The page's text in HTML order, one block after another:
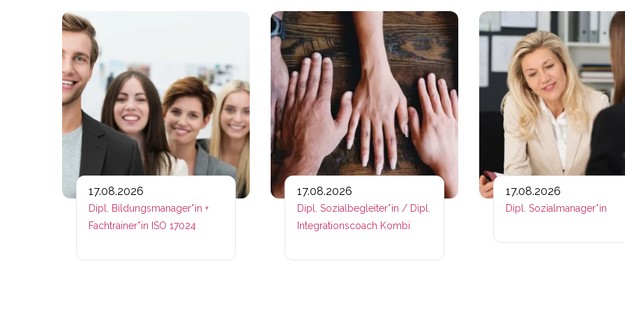
Link zu https://www.plativio.at/events/dipl-bildungsmanagerin-iso-
17.08.2026
Dipl. Bildungsmanager*in +
Fachtrainer*in ISO 17024
Link zu https://
17.08.2026
Dipl. Sozialbegleiter*in / Dipl.
Integrationscoach Kombi
17.08.2026
Dipl. Sozialmanager*in